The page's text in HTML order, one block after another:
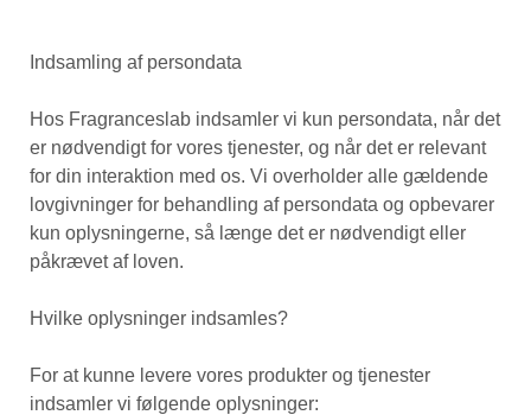
Indsamling af persondata
Hos Fragranceslab indsamler vi kun persondata, når det
er nødvendigt for vores tjenester, og når det er relevant
for din interaktion med os. Vi overholder alle gældende
lovgivninger for behandling af persondata og opbevarer
kun oplysningerne, så længe det er nødvendigt eller
påkrævet af loven.
Hvilke oplysninger indsamles?
For at kunne levere vores produkter og tjenester
indsamler vi følgende oplysninger: